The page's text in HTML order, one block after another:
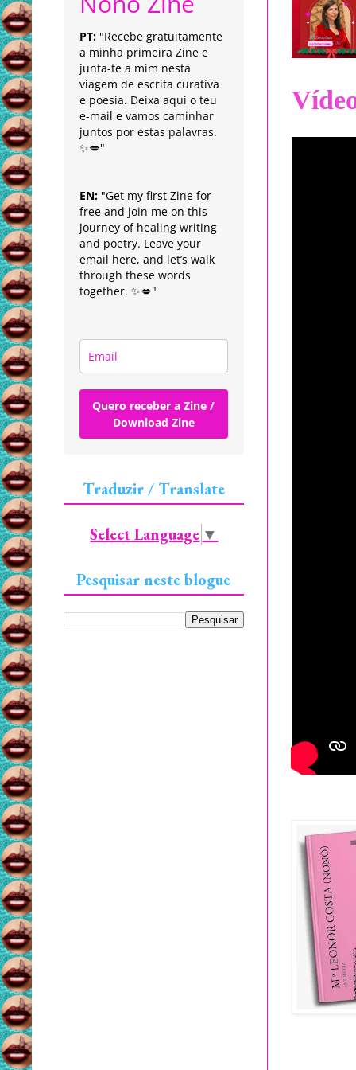
PT: "Recebe gratuitamente
a minha primeira Zine e
junta-te a mim nesta
viagem de escrita curativa
e poesia. Deixa aqui o teu
e-mail e vamos caminhar
juntos por estas palavras.
✨💋"
EN: "Get my first Zine for
free and join me on this
journey of healing writing
and poetry. Leave your
email here, and let’s walk
through these words
together. ✨💋"
Quero receber a Zine /
Download Zine
Traduzir / Translate
Select Language ▼
Pesquisar neste blogue